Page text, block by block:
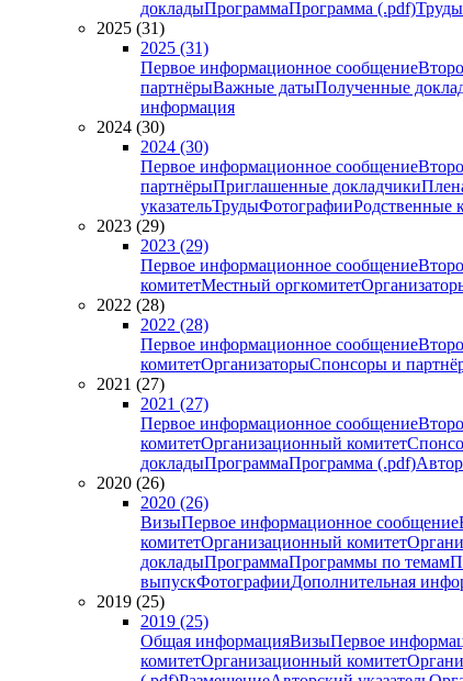
докладыПрограммаПрограмма (.pdf)Труды
2025 (31)
2025 (31)
Первое информационное сообщение
партнёрыВажные датыПолученные
информация
2024 (30)
2024 (30)
Первое информационное сообщение
партнёрыПриглашенные докладчики
указательТрудыФотографииРодственные
2023 (29)
2023 (29)
Первое информационное сообщение
комитетМестный оргкомитет
2022 (28)
2022 (28)
Первое информационное сообщение
комитетОрганизаторыСпонсоры и
2021 (27)
2021 (27)
Первое информационное сообщение
комитетОрганизационный комитет
докладыПрограммаПрограмма (.pdf)
2020 (26)
2020 (26)
ВизыПервое информационное сообщение
комитетОрганизационный комитет
докладыПрограммаПрограммы по темам
выпускФотографииДополнительная
2019 (25)
2019 (25)
Общая информацияВизыПервое
комитетОрганизационный комитет